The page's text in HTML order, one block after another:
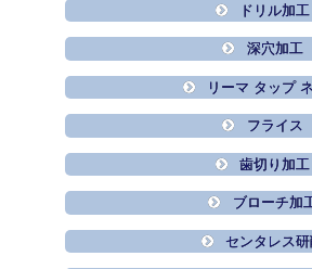
ドリル加工
深穴加工
リーマ タップ
フライス
歯切り加工
ブローチ加
センタレス研